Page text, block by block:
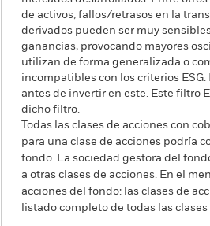
de activos, fallos/retrasos en la
derivados pueden ser muy
ganancias, provocando mayores
utilizan de forma generalizada o
incompatibles con los criterios
antes de invertir en este. Este filtro
dicho filtro.
Todas las clases de acciones con
para una clase de acciones podría
fondo. La sociedad gestora del
a otras clases de acciones. En el
acciones del fondo: las clases de
listado completo de todas las